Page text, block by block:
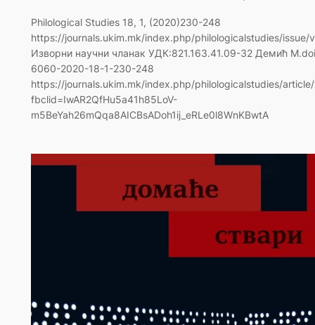
Philological Studies 18, 1, (2020)230-248
https://journals.ukim.mk/index.php/philologicalstudies/issue/
Изворни научни чланак УДК:821.163.41.09-32 Демић
6060-2020-18-1-230-248
https://journals.ukim.mk/index.php/philologicalstudies/
fbclid=IwAR2QfHu5a41h85LoV-
m5BeYah26mQqa8AICBsADoh1ij_eRLe0l8WnKBwtA